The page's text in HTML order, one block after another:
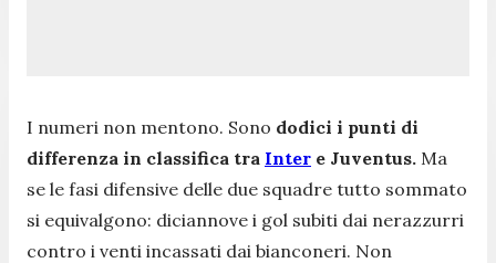
I numeri non mentono. Sono dodici i punti di
differenza in classifica tra Inter e Juventus. Ma
se le fasi difensive delle due squadre tutto sommato
si equivalgono: diciannove i gol subiti dai nerazzurri
contro i venti incassati dai bianconeri. Non